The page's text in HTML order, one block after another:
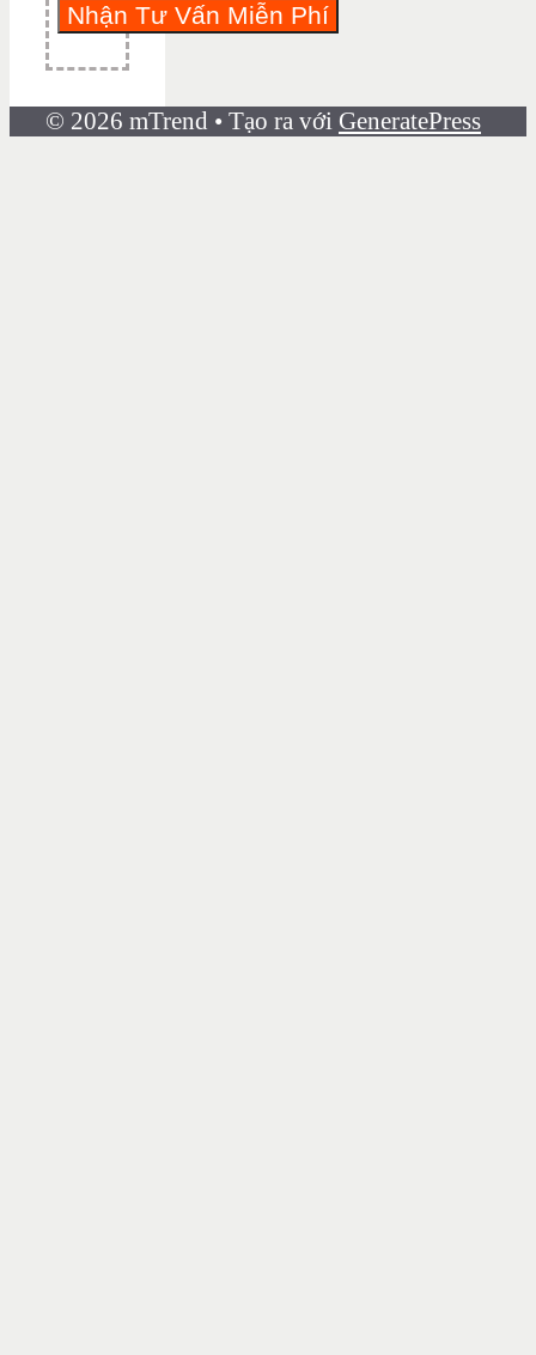
© 2026 mTrend • Tạo ra với GeneratePress